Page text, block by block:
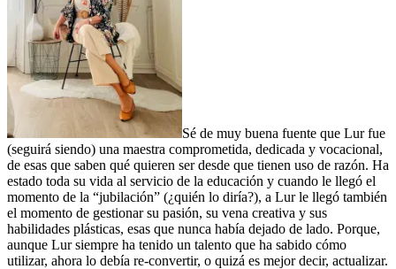
Sé de muy buena fuente que Lur fue
(seguirá siendo) una maestra comprometida, dedicada y vocacional,
de esas que saben qué quieren ser desde que tienen uso de razón. Ha
estado toda su vida al servicio de la educación y cuando le llegó el
momento de la “jubilación” (¿quién lo diría?), a Lur le llegó también
el momento de gestionar su pasión, su vena creativa y sus
habilidades plásticas, esas que nunca había dejado de lado. Porque,
aunque Lur siempre ha tenido un talento que ha sabido cómo
utilizar, ahora lo debía re-convertir, o quizá es mejor decir, actualizar.